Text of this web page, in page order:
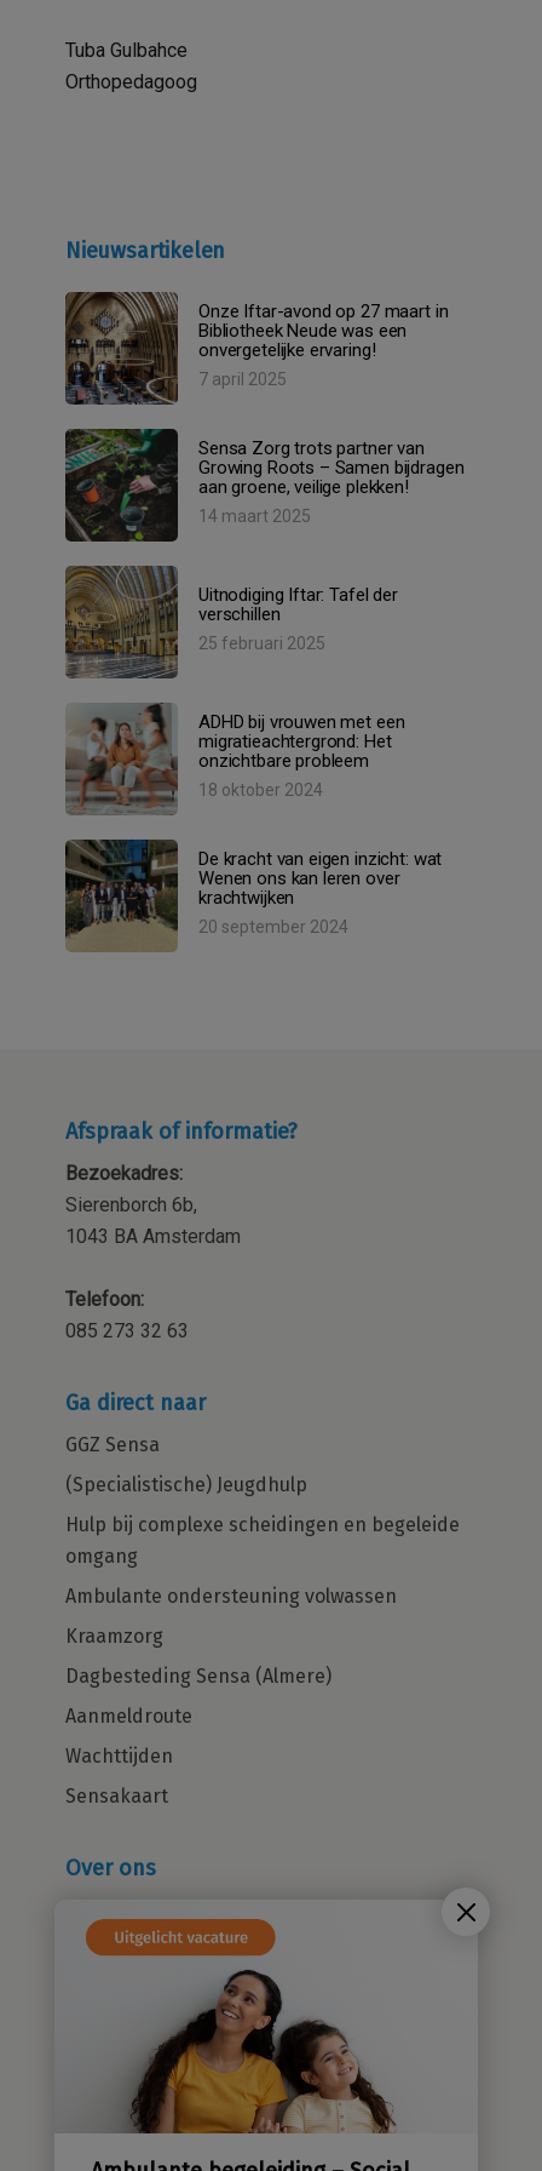
Tuba Gulbahce
Orthopedagoog
Nieuwsartikelen
Onze Iftar-avond op 27 maart in
Bibliotheek Neude was een
onvergetelijke ervaring!
7 april 2025
Sensa Zorg trots partner van
Growing Roots – Samen bijdragen
aan groene, veilige plekken!
14 maart 2025
Uitnodiging Iftar: Tafel der
verschillen
25 februari 2025
ADHD bij vrouwen met een
migratieachtergrond: Het
onzichtbare probleem
18 oktober 2024
De kracht van eigen inzicht: wat
Wenen ons kan leren over
krachtwijken
20 september 2024
Afspraak of informatie?
Bezoekadres:
Sierenborch 6b,
1043 BA Amsterdam
Telefoon:
085 273 32 63
Ga direct naar
GGZ Sensa
(Specialistische) Jeugdhulp
Hulp bij complexe scheidingen en begeleide
omgang
Ambulante ondersteuning volwassen
Kraamzorg
Dagbesteding Sensa (Almere)
Aanmeldroute
Wachttijden
Sensakaart
Over ons
Cliëntenraad
Sensatieve methodiek
Groene zorg
Stichting Sensa